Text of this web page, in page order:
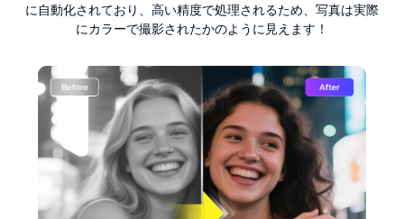
に自動化されており、高い精度で処理されるため、写真は実際
にカラーで撮影されたかのように見えます！